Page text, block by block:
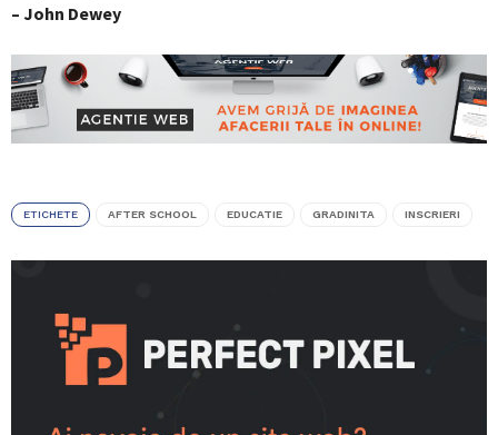
– John Dewey
ETICHETE AFTER SCHOOL EDUCATIE GRADINITA INSCRIERI